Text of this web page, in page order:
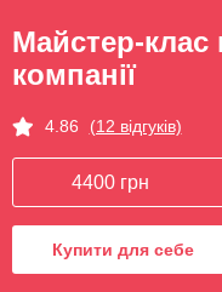
Майстер-клас
компанії
4.86 (12 відгуків)
4400 грн
Купити для себе